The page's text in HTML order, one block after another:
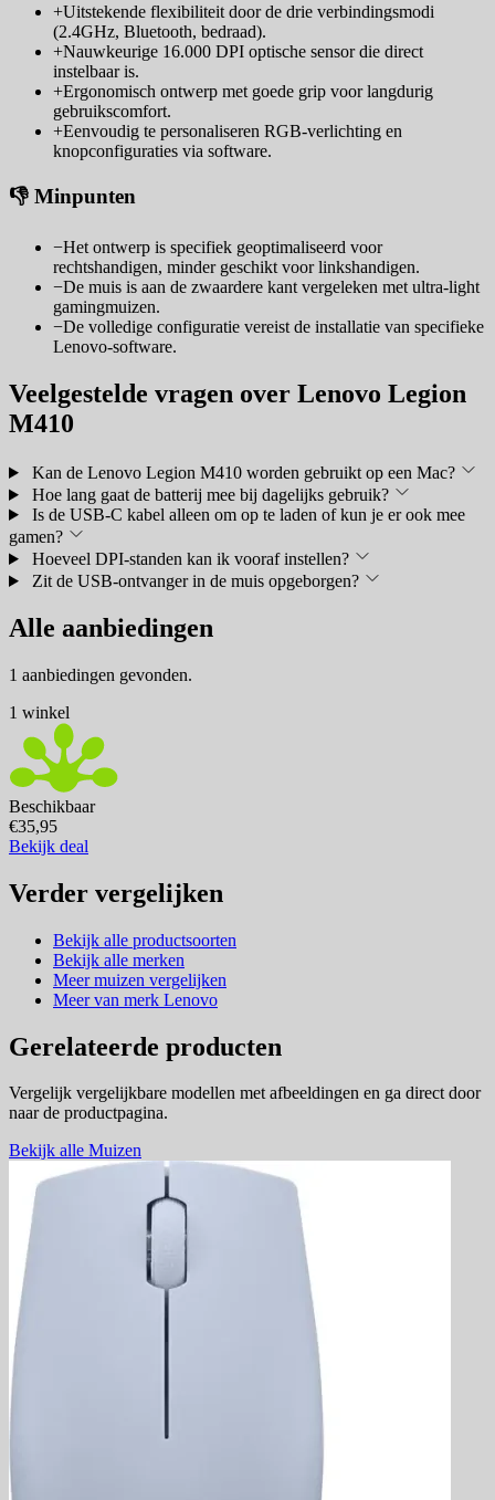
+Uitstekende flexibiliteit door de drie verbindingsmodi
(2.4GHz, Bluetooth, bedraad).
+Nauwkeurige 16.000 DPI optische sensor die direct
instelbaar is.
+Ergonomisch ontwerp met goede grip voor langdurig
gebruikscomfort.
+Eenvoudig te personaliseren RGB-verlichting en
knopconfiguraties via software.
👎 Minpunten
−Het ontwerp is specifiek geoptimaliseerd voor
rechtshandigen, minder geschikt voor linkshandigen.
−De muis is aan de zwaardere kant vergeleken met ultra-light
gamingmuizen.
−De volledige configuratie vereist de installatie van specifieke
Lenovo-software.
Veelgestelde vragen over Lenovo Legion
M410
Kan de Lenovo Legion M410 worden gebruikt op een Mac?
Hoe lang gaat de batterij mee bij dagelijks gebruik?
Is de USB-C kabel alleen om op te laden of kun je er ook mee
gamen?
Hoeveel DPI-standen kan ik vooraf instellen?
Zit de USB-ontvanger in de muis opgeborgen?
Alle aanbiedingen
1 aanbiedingen gevonden.
1 winkel
Beschikbaar
€35,95
Bekijk deal
Verder vergelijken
Bekijk alle productsoorten
Bekijk alle merken
Meer muizen vergelijken
Meer van merk Lenovo
Gerelateerde producten
Vergelijk vergelijkbare modellen met afbeeldingen en ga direct door
naar de productpagina.
Bekijk alle Muizen